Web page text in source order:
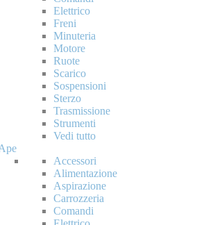
Elettrico
Freni
Minuteria
Motore
Ruote
Scarico
Sospensioni
Sterzo
Trasmissione
Strumenti
Vedi tutto
Accessori
Alimentazione
Aspirazione
Carrozzeria
Comandi